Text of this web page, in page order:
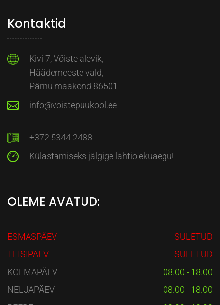
Kontaktid
Kivi 7, Võiste alevik,
Häädemeeste vald,
Pärnu maakond 86501
info@voistepuukool.ee
+372 5344 2488
Külastamiseks jälgige lahtiolekuaegu!
OLEME AVATUD:
ESMASPÄEV
SULETUD
TEISIPÄEV
SULETUD
KOLMAPÄEV
08.00 - 18.00
NELJAPÄEV
08.00 - 18.00